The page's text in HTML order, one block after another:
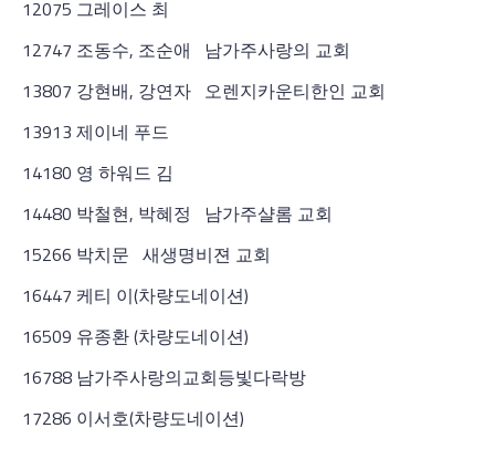
12075 그레이스 최
12747 조동수, 조순애 남가주사랑의 교회
13807 강현배, 강연자 오렌지카운티한인 교회
13913 제이네 푸드
14180 영 하워드 김
14480 박철현, 박혜정 남가주샬롬 교회
15266 박치문 새생명비젼 교회
16447 케티 이(차량도네이션)
16509 유종환 (차량도네이션)
16788 남가주사랑의교회등빛다락방
17286 이서호(차량도네이션)